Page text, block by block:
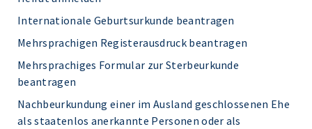
Internationale Geburtsurkunde beantragen
Mehrsprachigen Registerausdruck beantragen
Mehrsprachiges Formular zur Sterbeurkunde
beantragen
Nachbeurkundung einer im Ausland geschlossenen Ehe
als staatenlos anerkannte Personen oder als